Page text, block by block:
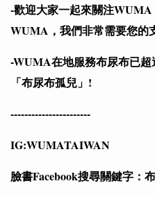
-歡迎大家一起來關注
WUMA，我們非常需要您的
-WUMA在地服務布尿布已
「布尿布孤兒」!
-----------------------
IG:WUMATAIWAN
臉書Facebook搜尋關鍵字：